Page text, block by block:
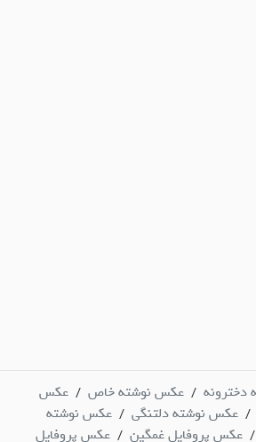
/ عکس نوشته خاص / عکس
/ عکس نوشته دلتنگی / عکس نوشته
/ عکس پروفایل غمگین / عکس پروفایل